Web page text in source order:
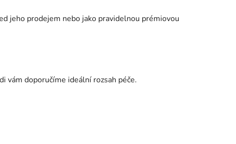
jeho prodejem nebo jako pravidelnou prémiovou
vám doporučíme ideální rozsah péče.